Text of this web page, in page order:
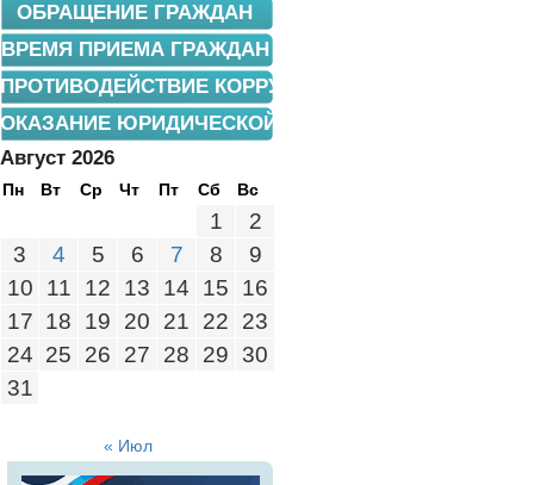
ОБРАЩЕНИЕ ГРАЖДАН
ВРЕМЯ ПРИЕМА ГРАЖДАН
ПРОТИВОДЕЙСТВИЕ КОРРУПЦИИ
ОКАЗАНИЕ ЮРИДИЧЕСКОЙ ПОМОЩИ
Август 2026
Пн Вт Ср Чт Пт Сб Вс
1
2
3
4 5 6 7 8
9
10
11 12 13 14 15
16
17 18 19 20 21 22
23
24 25 26 27 28 29
30
31
« Июл